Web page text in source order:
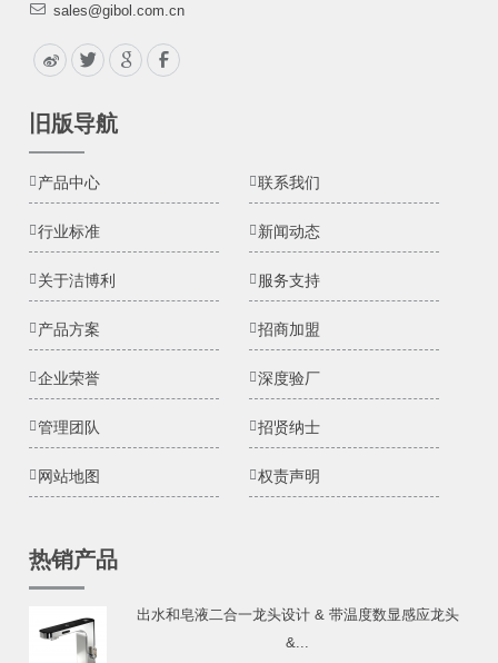
sales@gibol.com.cn
旧版导航
产品中心 联系我们
行业标准 新闻动态
关于洁博利 服务支持
产品方案 招商加盟
企业荣誉 深度验厂
管理团队 招贤纳士
网站地图 权责声明
热销产品
出水和皂液二合一龙头设计 & 带温度数显感应龙头
&...